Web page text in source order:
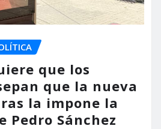
que los
que la nueva
la impone la
Pedro Sánchez